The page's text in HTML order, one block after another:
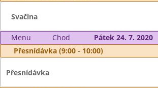
Svačina
Menu Chod
Pátek 24. 7. 2020
Přesnídávka (9:00 - 10:00)
Přesnídávka